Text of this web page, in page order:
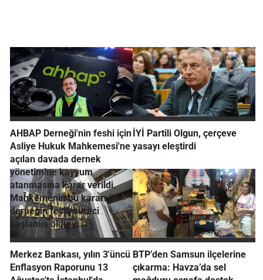
AHBAP Derneği'nin feshi için
Asliye Hukuk Mahkemesi'ne
açılan davada dernek
yönetimine kayyum
atanmasına karar verildi.
Mahkemenin bu kararı ile
derneğin fesih süreci
başlamış oldu
İYİ Partili Olgun, çerçeve
yasayı eleştirdi
Merkez Bankası, yılın 3'üncü
Enflasyon Raporunu 13
BTP’den Samsun ilçelerine
çıkarma: Havza’da sel